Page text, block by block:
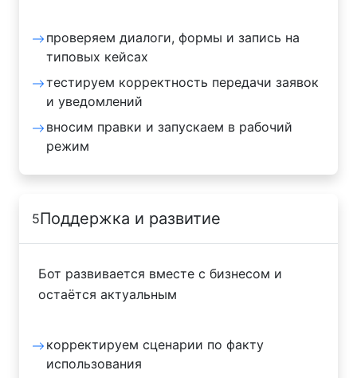
проверяем диалоги, формы и запись на
типовых кейсах
тестируем корректность передачи заявок
и уведомлений
вносим правки и запускаем в рабочий
режим
5Поддержка и развитие
Бот развивается вместе с бизнесом и
остаётся актуальным
корректируем сценарии по факту
использования